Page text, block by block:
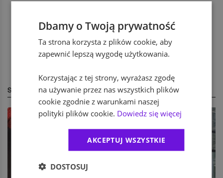
STREFA EKSPERTA
Dbamy o Twoją prywatność
Ta strona korzysta z plików cookie, aby
zapewnić lepszą wygodę użytkowania.
Korzystając z tej strony, wyrażasz zgodę
na używanie przez nas wszystkich plików
cookie zgodnie z warunkami naszej
polityki plików cookie. Dowiedz się więcej
AKCEPTUJ WSZYSTKIE
DOSTOSUJ